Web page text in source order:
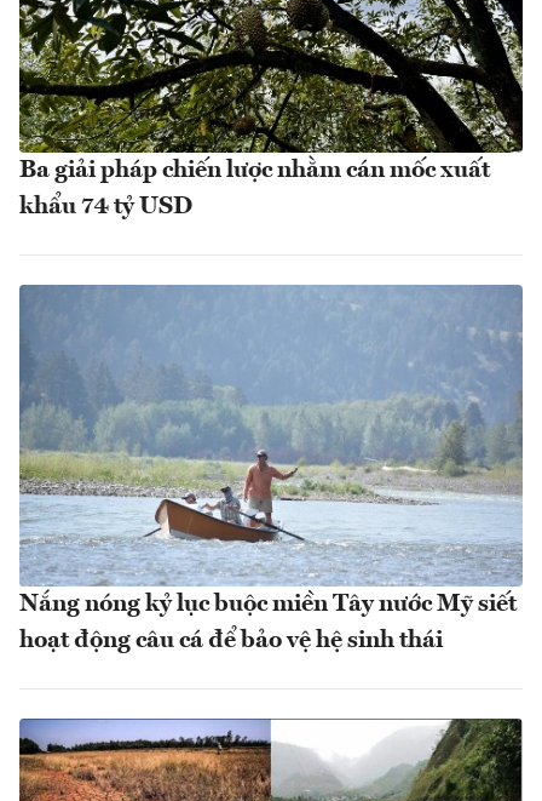
Ba giải pháp chiến lược nhằm cán mốc xuất
khẩu 74 tỷ USD
Nắng nóng kỷ lục buộc miền Tây nước Mỹ siết
hoạt động câu cá để bảo vệ hệ sinh thái